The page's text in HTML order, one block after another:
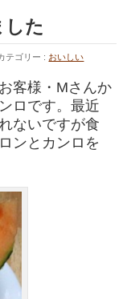
た
テゴリー : おいしい
客様・Mさんか
ロです。最近
ないですが食
ンとカンロを